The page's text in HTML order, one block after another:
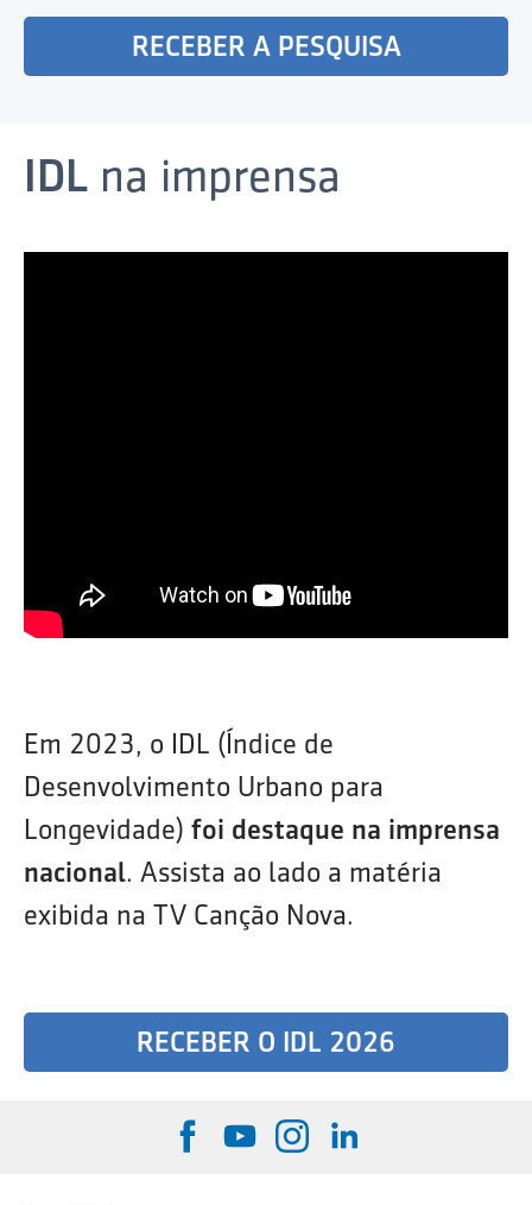
RECEBER A PESQUISA
IDL na imprensa
Em 2023, o IDL (Índice de
Desenvolvimento Urbano para
Longevidade) foi destaque na imprensa
nacional. Assista ao lado a matéria
exibida na TV Canção Nova.
RECEBER O IDL 2026